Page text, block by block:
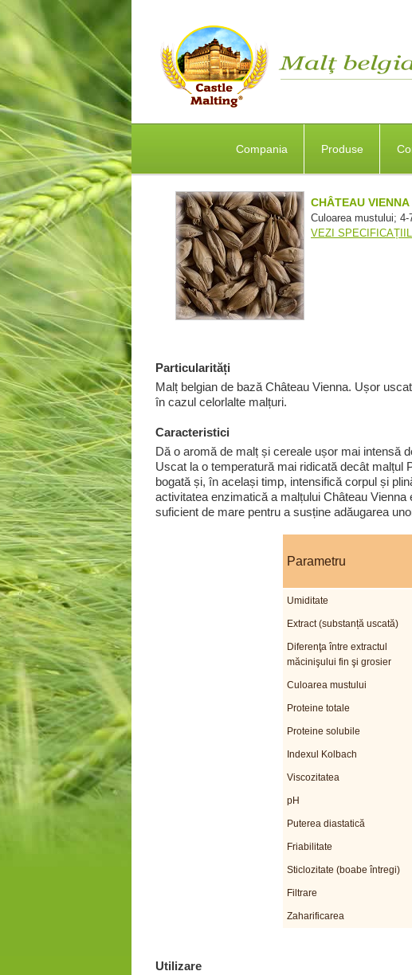
Compania Produse
CHÂTEAU
Culoarea mustului;
VEZI
Particularități
Malț belgian de bază Château Vienna. Ușor
în cazul celorlalte malțuri.
Caracteristici
Dă o aromă de malț și cereale ușor mai intensă
Uscat la o temperatură mai ridicată decât malțul
bogată și, în același timp, intensifică corpul și
activitatea enzimatică a malțului Château
suficient de mare pentru a susține adăugarea
Parametru
Umiditate
Extract (substanță uscată)
Diferenţa între extractul
măcinişului fin şi grosier
Culoarea mustului
Proteine totale
Proteine solubile
Indexul Kolbach
Viscozitatea
pH
Puterea diastatică
Friabilitate
Sticlozitate (boabe întregi)
Filtrare
Zaharificarea
Utilizare